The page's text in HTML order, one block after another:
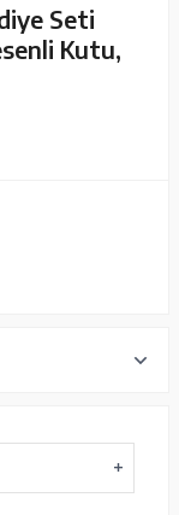
Seti
Kutu,